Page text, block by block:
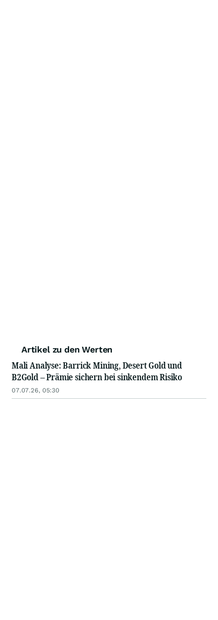
Artikel zu den Werten
Mali Analyse: Barrick Mining, Desert Gold und
B2Gold – Prämie sichern bei sinkendem Risiko
07.07.26, 05:30